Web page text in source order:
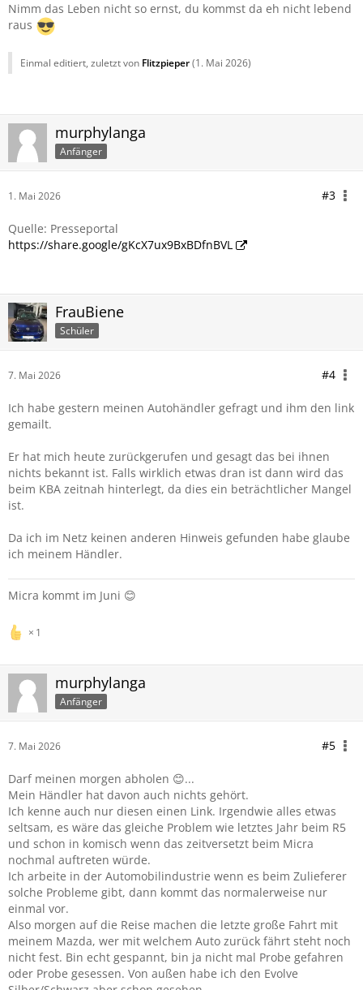
Nimm das Leben nicht so ernst, du kommst da eh nicht lebend
raus
Einmal editiert, zuletzt von Flitzpieper(1. Mai 2026)
murphylanga
Anfänger
1. Mai 2026 #3
Quelle: Presseportal
https://share.google/gKcX7ux9BxBDfnBVL
FrauBiene
Schüler
7. Mai 2026 #4
Ich habe gestern meinen Autohändler gefragt und ihm den link
gemailt.
Er hat mich heute zurückgerufen und gesagt das bei ihnen
nichts bekannt ist. Falls wirklich etwas dran ist dann wird das
beim KBA zeitnah hinterlegt, da dies ein beträchtlicher Mangel
ist.
Da ich im Netz keinen anderen Hinweis gefunden habe glaube
ich meinem Händler.
Micra kommt im Juni 😊
1
murphylanga
Anfänger
7. Mai 2026 #5
Darf meinen morgen abholen 😊...
Mein Händler hat davon auch nichts gehört.
Ich kenne auch nur diesen einen Link. Irgendwie alles etwas
seltsam, es wäre das gleiche Problem wie letztes Jahr beim R5
und schon in komisch wenn das zeitversetzt beim Micra
nochmal auftreten würde.
Ich arbeite in der Automobilindustrie wenn es beim Zulieferer
solche Probleme gibt, dann kommt das normalerweise nur
einmal vor.
Also morgen auf die Reise machen die letzte große Fahrt mit
meinem Mazda, wer mit welchem Auto zurück fährt steht noch
nicht fest. Bin echt gespannt, bin ja nicht mal Probe gefahren
oder Probe gesessen. Von außen habe ich den Evolve